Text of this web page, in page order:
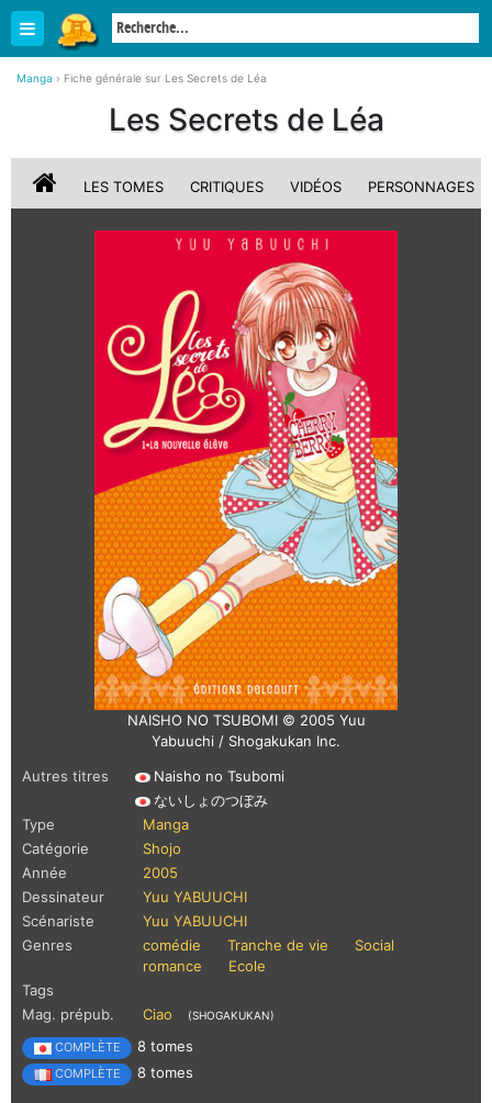
Manga › Fiche générale sur Les Secrets de Léa
Les Secrets de Léa
LES TOMES CRITIQUES VIDÉOS PERSONNAGES
NAISHO NO TSUBOMI © 2005 Yuu
Yabuuchi / Shogakukan Inc.
Autres titres
Naisho no Tsubomi
ないしょのつぼみ
Type
Manga
Catégorie
Shojo
Année
2005
Dessinateur
Yuu YABUUCHI
Scénariste
Yuu YABUUCHI
Genres
comédie Tranche de vie
Social
romance
Ecole
Tags
Mag. prépub.
Ciao (SHOGAKUKAN)
COMPLÈTE 8 tomes
COMPLÈTE 8 tomes